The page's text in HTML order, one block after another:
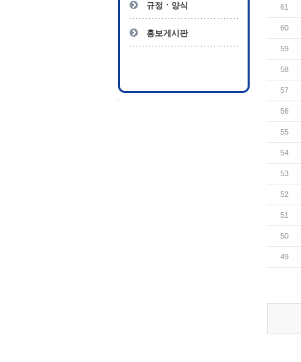
규정ㆍ양식
홍보게시판
61
60
59
58
57
56
55
54
53
52
51
50
49